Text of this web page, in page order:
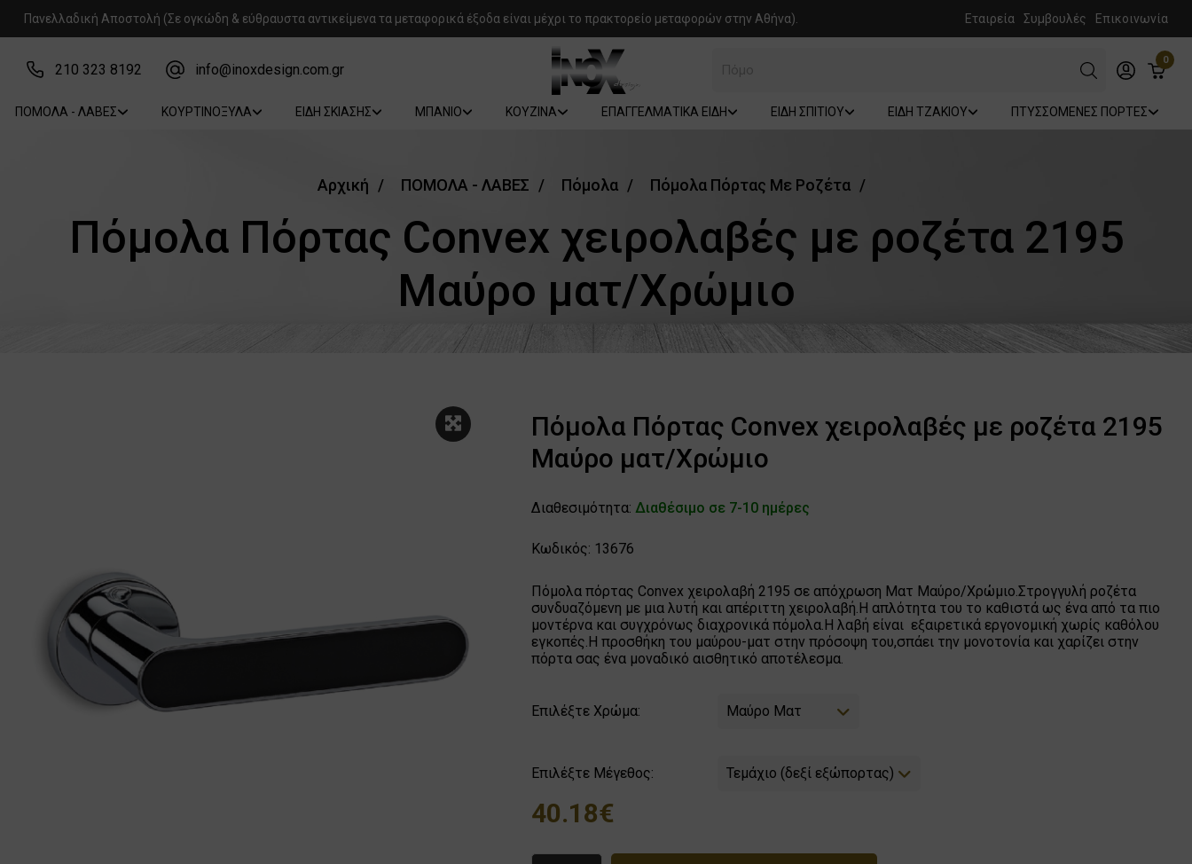
Πανελλαδική Αποστολή (Σε ογκώδη & εύθραυστα αντικείμενα τα μεταφορικά έξοδα είναι μέχρι το πρακτορείο μεταφορών στην Αθήνα). Εταιρεία Συμβουλές Επικοινωνία
210 323 8192 info@inoxdesign.com.gr
0
ΠΟΜΟΛΑ - ΛΑΒΕΣ ΚΟΥΡΤΙΝΟΞΥΛΑ ΕΙΔΗ ΣΚΙΑΣΗΣ ΜΠΑΝΙΟ ΚΟΥΖΙΝΑ ΕΠΑΓΓΕΛΜΑΤΙΚΑ ΕΙΔΗ ΕΙΔΗ ΣΠΙΤΙΟΥ ΕΙΔΗ ΤΖΑΚΙΟΥ ΠΤΥΣΣΟΜΕΝΕΣ ΠΟΡΤΕΣ
Αρχική ΠΟΜΟΛΑ - ΛΑΒΕΣ Πόμολα Πόμολα Πόρτας Με Ροζέτα
Πόμολα Πόρτας Convex χειρολαβές με ροζέτα 2195
Μαύρο ματ/Χρώμιο
Πόμολα Πόρτας Convex χειρολαβές με ροζέτα 2195
Μαύρο ματ/Χρώμιο
Διαθεσιμότητα: Διαθέσιμο σε 7-10 ημέρες
Κωδικός: 13676
Πόμολα πόρτας Convex χειρολαβή 2195 σε απόχρωση Ματ Μαύρο/Χρώμιο.Στρογγυλή ροζέτα
συνδυαζόμενη με μια λυτή και απέριττη χειρολαβή.Η απλότητα του το καθιστά ως ένα από τα πιο
μοντέρνα και συγχρόνως διαχρονικά πόμολα.Η λαβή είναι εξαιρετικά εργονομική χωρίς καθόλου
εγκοπές.Η προσθήκη του μαύρου-ματ στην πρόσοψη του,σπάει την μονοτονία και χαρίζει στην
πόρτα σας ένα μοναδικό αισθητικό αποτέλεσμα.
Επιλέξτε Χρώμα: Μαύρο Ματ
Επιλέξτε Μέγεθος: Τεμάχιο (δεξί εξώπορτας)
40.18€